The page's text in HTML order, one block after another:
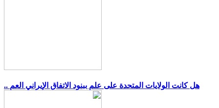
.. هل كانت الولايات المتحدة على علم ببنود الاتفاق الإيراني العم